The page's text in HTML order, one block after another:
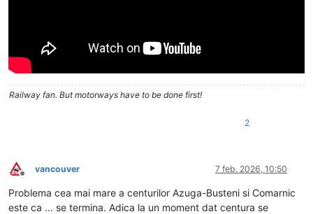
Railway fan. But motorways have to be done first!
2
Deconectat
vancouver 7 feb. 2026, 10:50
Problema cea mai mare a centurilor Azuga-Busteni si Comarnic
este ca ... se termina. Adica la un moment dat centura se